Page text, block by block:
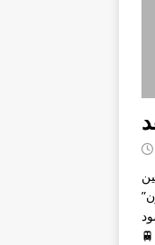
🚆